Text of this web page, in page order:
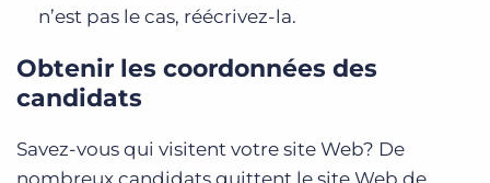
n’est pas le cas, réécrivez-la.
Obtenir les coordonnées des
candidats
Savez-vous qui visitent votre site Web? De